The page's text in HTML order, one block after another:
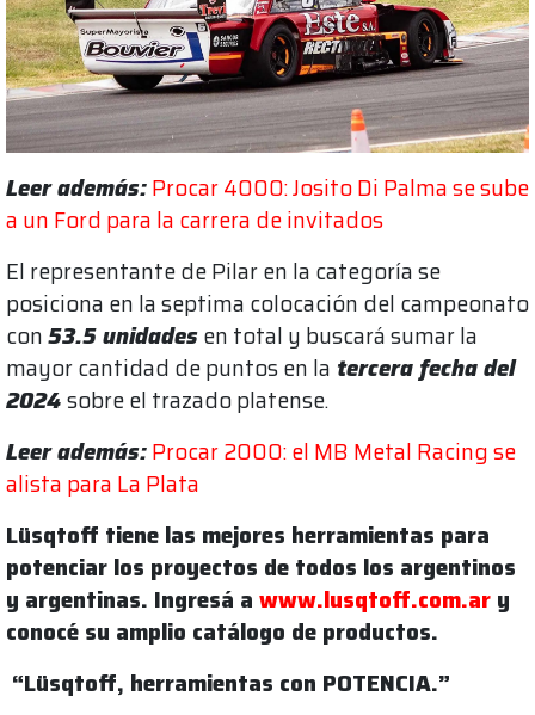
Leer además:Procar 4000: Josito Di Palma se sube
a un Ford para la carrera de invitados
El representante de Pilar en la categoría se
posiciona en la septima colocación del campeonato
con53.5 unidadesen total y buscará sumar la
mayor cantidad de puntos en la tercera fecha del
2024sobre el trazado platense.
Leer además:Procar 2000: el MB Metal Racing se
alista para La Plata
Lüsqtoff tiene las mejores herramientas para
potenciar los proyectos de todos los argentinos
y argentinas. Ingresá a www.lusqtoff.com.ar y
conocé su amplio catálogo de productos.
“Lüsqtoff, herramientas con POTENCIA.”